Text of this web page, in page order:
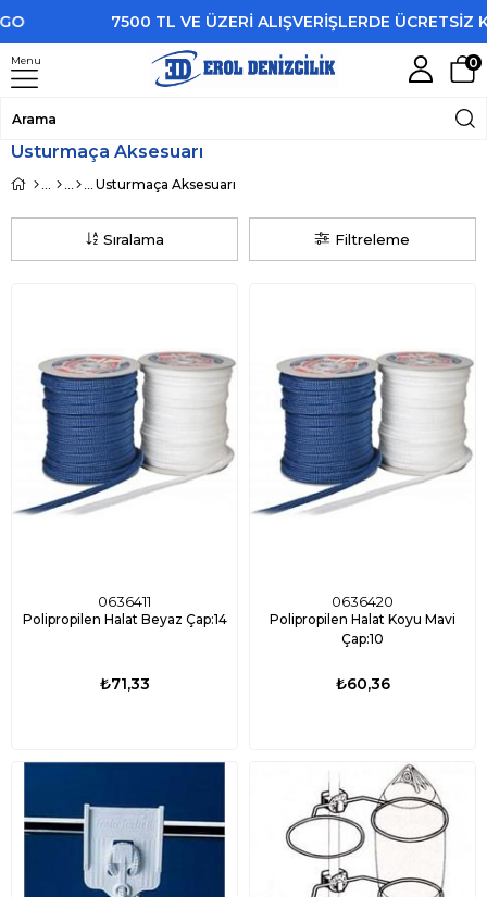
7500 TL VE ÜZERİ ALIŞVERİŞLERDE ÜCRETSİZ
Menu 0
Usturmaça Aksesuarı
Usturmaça Aksesuarı
Filtreleme
Sıralama
0636411
Polipropilen Halat Beyaz Çap:14
₺71,33
0636420
Polipropilen Halat Koyu Mavi
Çap:10
₺60,36